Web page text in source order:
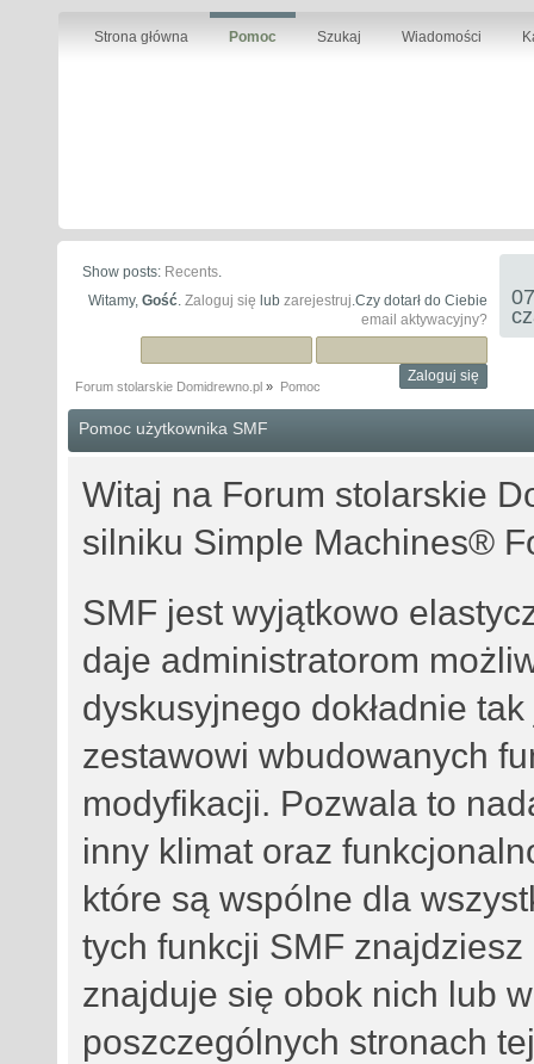
Strona główna Pomoc Szukaj Wiadomości
Show posts: Recents.
Witamy, Gość. Zaloguj się lub zarejestruj.Czy dotarł do Ciebie
email aktywacyjny?
Forum stolarskie Domidrewno.pl » Pomoc
Pomoc użytkownika SMF
Witaj na Forum stolarskie
silniku Simple Machines®
SMF jest wyjątkowo
daje administratorom
dyskusyjnego dokładnie
zestawowi wbudowanych
modyfikacji. Pozwala to
inny klimat oraz
które są wspólne dla
tych funkcji SMF
znajduje się obok nich lub
poszczególnych stronach